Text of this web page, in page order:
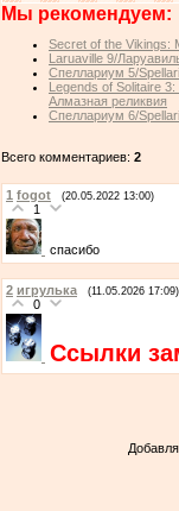
Мы рекомендуем:
Secret of the Vikings:
Laruaville 9/
Спеллариум 5/
Legends of Solitaire
Алмазная реликвия
Спеллариум 6/
Всего комментариев: 2
1 fogot (20.05.2022 13:00)
1
спасибо
2 игрулька (11.05.2026 17:09)
0
Ссылки